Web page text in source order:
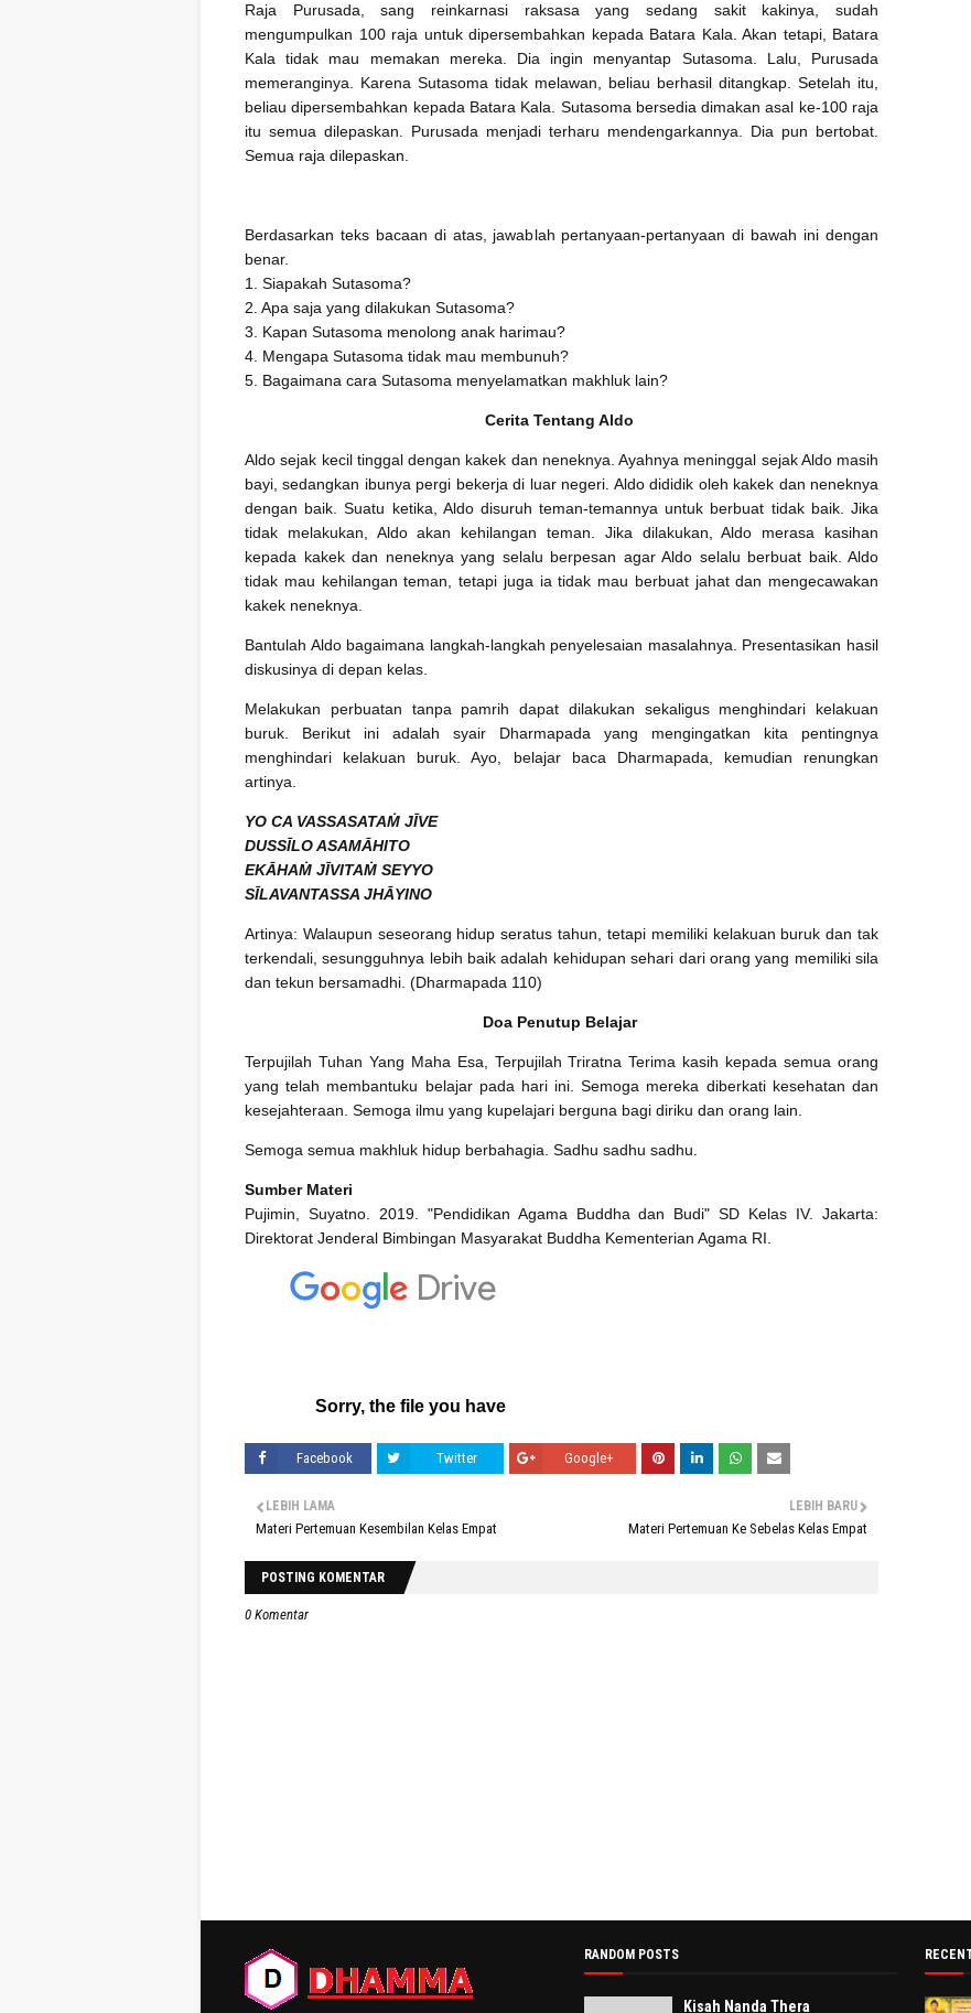
Raja Purusada, sang reinkarnasi raksasa yang sedang sakit kakinya, sudah
mengumpulkan 100 raja untuk dipersembahkan kepada Batara Kala. Akan tetapi, Batara
Kala tidak mau memakan mereka. Dia ingin menyantap Sutasoma. Lalu, Purusada
memeranginya. Karena Sutasoma tidak melawan, beliau berhasil ditangkap. Setelah itu,
beliau dipersembahkan kepada Batara Kala. Sutasoma bersedia dimakan asal ke-100 raja
itu semua dilepaskan. Purusada menjadi terharu mendengarkannya. Dia pun bertobat.
Semua raja dilepaskan.
Berdasarkan teks bacaan di atas, jawablah pertanyaan-pertanyaan di bawah ini dengan
benar.
1. Siapakah Sutasoma?
2. Apa saja yang dilakukan Sutasoma?
3. Kapan Sutasoma menolong anak harimau?
4. Mengapa Sutasoma tidak mau membunuh?
5. Bagaimana cara Sutasoma menyelamatkan makhluk lain?
Cerita Tentang Aldo
Aldo sejak kecil tinggal dengan kakek dan neneknya. Ayahnya meninggal sejak Aldo masih
bayi, sedangkan ibunya pergi bekerja di luar negeri. Aldo dididik oleh kakek dan neneknya
dengan baik. Suatu ketika, Aldo disuruh teman-temannya untuk berbuat tidak baik. Jika
tidak melakukan, Aldo akan kehilangan teman. Jika dilakukan, Aldo merasa kasihan
kepada kakek dan neneknya yang selalu berpesan agar Aldo selalu berbuat baik. Aldo
tidak mau kehilangan teman, tetapi juga ia tidak mau berbuat jahat dan mengecawakan
kakek neneknya.
Bantulah Aldo bagaimana langkah-langkah penyelesaian masalahnya. Presentasikan hasil
diskusinya di depan kelas.
Melakukan perbuatan tanpa pamrih dapat dilakukan sekaligus menghindari kelakuan
buruk. Berikut ini adalah syair Dharmapada yang mengingatkan kita pentingnya
menghindari kelakuan buruk. Ayo, belajar baca Dharmapada, kemudian renungkan
artinya.
YO CA VASSASATAṀ JĪVE
DUSSĪLO ASAMĀHITO
EKĀHAṀ JĪVITAṀ SEYYO
SĪLAVANTASSA JHĀYINO
Artinya: Walaupun seseorang hidup seratus tahun, tetapi memiliki kelakuan buruk dan tak
terkendali, sesungguhnya lebih baik adalah kehidupan sehari dari orang yang memiliki sila
dan tekun bersamadhi. (Dharmapada 110)
Doa Penutup Belajar
Terpujilah Tuhan Yang Maha Esa, Terpujilah Triratna Terima kasih kepada semua orang
yang telah membantuku belajar pada hari ini. Semoga mereka diberkati kesehatan dan
kesejahteraan. Semoga ilmu yang kupelajari berguna bagi diriku dan orang lain.
Semoga semua makhluk hidup berbahagia. Sadhu sadhu sadhu.
Sumber Materi
Pujimin, Suyatno. 2019. "Pendidikan Agama Buddha dan Budi" SD Kelas IV. Jakarta:
Direktorat Jenderal Bimbingan Masyarakat Buddha Kementerian Agama RI.
Facebook Twitter Google+
LEBIH BARU
Materi Pertemuan Ke Sebelas Kelas Empat
LEBIH LAMA
Materi Pertemuan Kesembilan Kelas Empat
POSTING KOMENTAR
0 Komentar
RANDOM POSTS
Kisah Nanda Thera